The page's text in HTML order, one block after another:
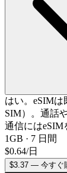
はい。eSIM
SIM）。通話
通信にはeSIM
1GB · 7 日間
$0.64/日
$3.37 — 今すぐ